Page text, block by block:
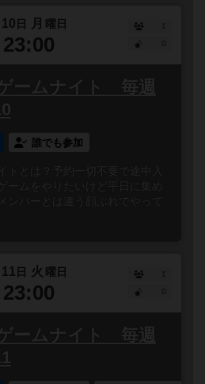
10 日 月 曜日
1
ームナイト 毎週
誰でも参加
トとは？予約一切不要で途中入
ームをやりたいけど平日に集め
ンバーとは違う顔ぶれでやって
11 日 火 曜日
1
ームナイト 毎週